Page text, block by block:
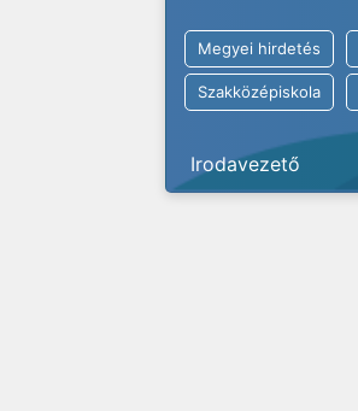
Megyei hirdetés
Szakközépiskola
Irodavezető